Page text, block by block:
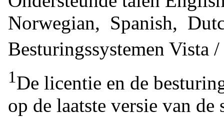
Norwegian, Spanish,
Besturingssystemen Vista
1De licentie en de
op de laatste versie van de